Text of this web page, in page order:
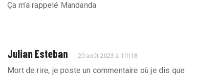
Ça m’a rappelé Mandanda
Julian Esteban 20 août 2023 à 11h18
Mort de rire, je poste un commentaire où je dis que